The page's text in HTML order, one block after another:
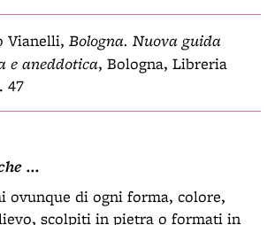
Vianelli, Bologna. Nuova guida
e aneddotica, Bologna, Libreria
47
...
ovunque di ogni forma, colore,
scolpiti in pietra o formati in